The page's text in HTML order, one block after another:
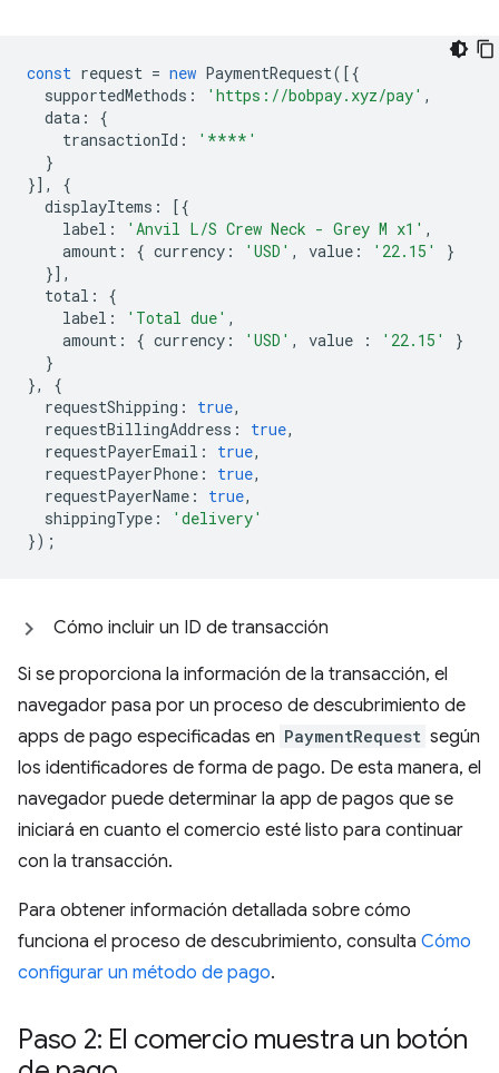
const request = new PaymentRequest([{
supportedMethods : 'https://bobpay.xyz/pay' ,
data :
{
transactionId :
'****'
}
}],
{
displayItems :
[{
label : 'Anvil L/S Crew Neck - Grey M x1' ,
amount : { currency : 'USD' , value : '22.15'
}
}],
total :
{
label : 'Total due' ,
amount : { currency : 'USD' , value : '22.15'
}
}
},
{
requestShipping : true,
requestBillingAddress : true,
requestPayerEmail : true,
requestPayerPhone : true,
requestPayerName : true,
shippingType :
'delivery'
});
Cómo incluir un ID de transacción
Si se proporciona la información de la transacción, el
navegador pasa por un proceso de descubrimiento de
apps de pago especificadas en PaymentRequest según
los identificadores de forma de pago. De esta manera, el
navegador puede determinar la app de pagos que se
iniciará en cuanto el comercio esté listo para continuar
con la transacción.
Para obtener información detallada sobre cómo
funciona el proceso de descubrimiento, consulta Cómo
configurar un método de pago.
Paso 2: El comercio muestra un botón